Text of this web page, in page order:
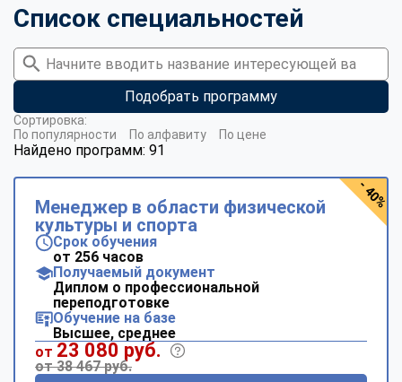
Список специальностей
Подобрать программу
Найдено программ: 91
Сортировка:
По популярности
По алфавиту По цене
Менеджер в области физической
культуры и спорта
Срок обучения
от 256 часов
Получаемый документ
Диплом о профессиональной
переподготовке
Обучение на базе
Высшее, среднее
от 23 080 руб.
от 38 467 руб.
- 40%